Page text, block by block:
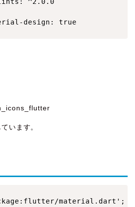
design: true
います。
material.dart';